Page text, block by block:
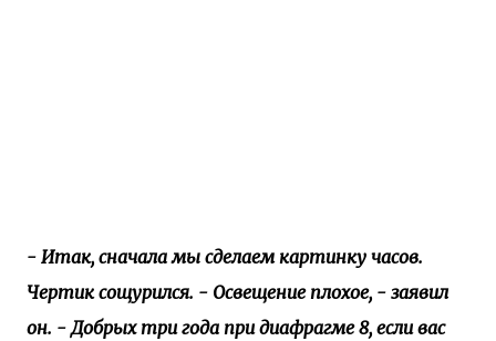
- Итак, сначала мы сделаем картинку часов.
Чертик сощурился. - Освещение плохое, - заявил
он. - Добрых три года при диафрагме 8, если вас